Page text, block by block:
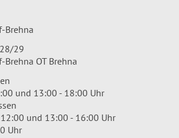
Brehna
29
OT Brehna
und 13:00 - 18:00 Uhr
und 13:00 - 16:00 Uhr
Uhr